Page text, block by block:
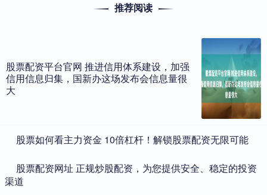
推荐阅读
股票配资平台官网 推进信用体系建设，加强
信用信息归集，国新办这场发布会信息量很
大
​股票如何看主力资金 10倍杠杆！解锁股票配资无限可能
​股票配资网址 正规炒股配资，为您提供安全、稳定的投资
渠道